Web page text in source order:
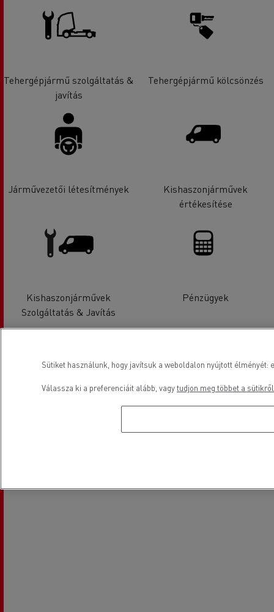
Tehergépjármű szolgáltatás &
javítás
Tehergépjármű kölcsönzés
Járművezetői létesítmények
Kishaszonjárművek
értékesítése
Kishaszonjárművek
Szolgáltatás & Javítás
Pénzügyek
Elektromos gépjárművek
Sütiket használunk, hogy javítsuk a weboldalon nyújtott
Válassza ki a preferenciáit alább, vagytudjon meg többet a